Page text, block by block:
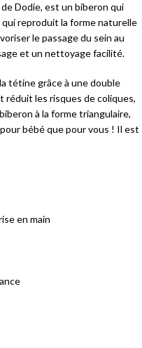
Dodie, est un biberon qui
reproduit la forme naturelle
le passage du sein au
et un nettoyage facilité.
tétine grâce à une double
réduit les risques de coliques,
à la forme triangulaire,
bébé que pour vous ! Il est
en main